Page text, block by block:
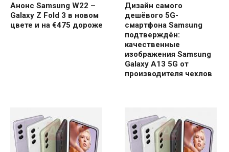
Анонс Samsung W22 –
Galaxy Z Fold 3 в новом
цвете и на €475 дороже
Дизайн самого
дешёвого 5G-
смартфона Samsung
подтверждён:
качественные
изображения Samsung
Galaxy A13 5G от
производителя чехлов